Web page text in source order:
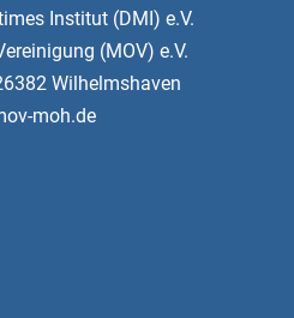
Institut (DMI) e.V.
(MOV) e.V.
Wilhelmshaven
moh.de